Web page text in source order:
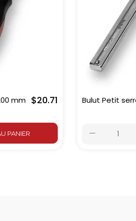
mm $20.71
PANIER
Bulut Petit